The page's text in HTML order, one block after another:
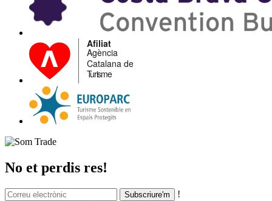
No et perdis res!
!